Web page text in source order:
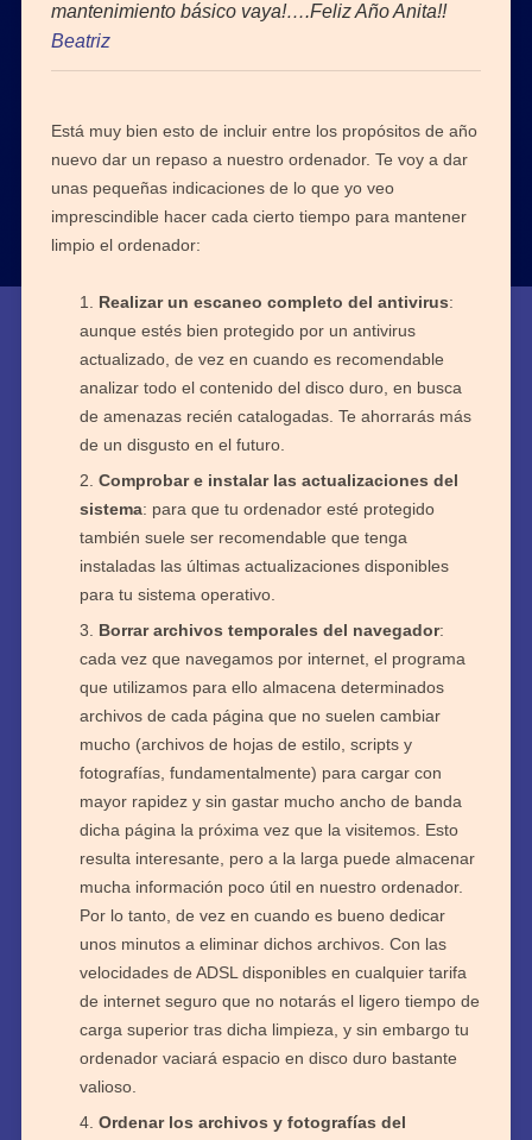
mantenimiento básico vaya!….Feliz Año Anita!!
Beatriz
Está muy bien esto de incluir entre los propósitos de año
nuevo dar un repaso a nuestro ordenador. Te voy a dar
unas pequeñas indicaciones de lo que yo veo
imprescindible hacer cada cierto tiempo para mantener
limpio el ordenador:
Realizar un escaneo completo del antivirus:
aunque estés bien protegido por un antivirus
actualizado, de vez en cuando es recomendable
analizar todo el contenido del disco duro, en busca
de amenazas recién catalogadas. Te ahorrarás más
de un disgusto en el futuro.
Comprobar e instalar las actualizaciones del
sistema: para que tu ordenador esté protegido
también suele ser recomendable que tenga
instaladas las últimas actualizaciones disponibles
para tu sistema operativo.
Borrar archivos temporales del navegador:
cada vez que navegamos por internet, el programa
que utilizamos para ello almacena determinados
archivos de cada página que no suelen cambiar
mucho (archivos de hojas de estilo, scripts y
fotografías, fundamentalmente) para cargar con
mayor rapidez y sin gastar mucho ancho de banda
dicha página la próxima vez que la visitemos. Esto
resulta interesante, pero a la larga puede almacenar
mucha información poco útil en nuestro ordenador.
Por lo tanto, de vez en cuando es bueno dedicar
unos minutos a eliminar dichos archivos. Con las
velocidades de ADSL disponibles en cualquier tarifa
de internet seguro que no notarás el ligero tiempo de
carga superior tras dicha limpieza, y sin embargo tu
ordenador vaciará espacio en disco duro bastante
valioso.
Ordenar los archivos y fotografías del